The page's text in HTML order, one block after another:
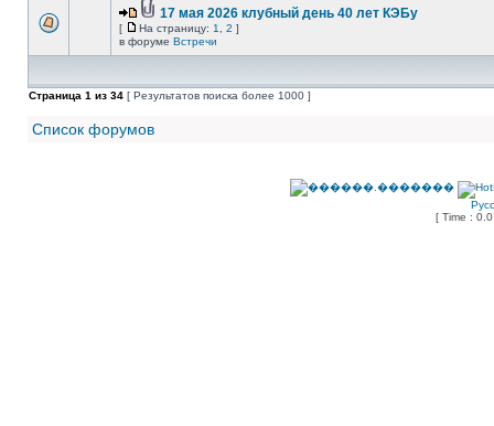
17 мая 2026 клубный день 40 лет КЭБу
[ На страницу: 1 2 ]
в форуме Встречи
Страница 1 из 34 [ Результатов поиска более 1000 ]
Список форумов
[ Time :